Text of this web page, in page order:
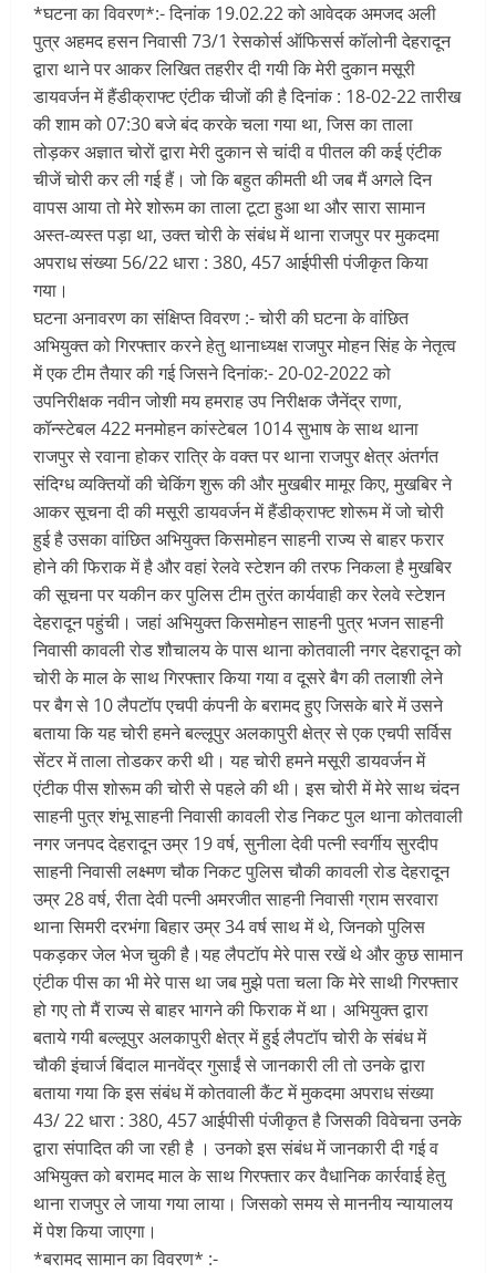
*घटना का विवरण*:- दिनांक 19.02.22 को आवेदक अमजद अली
पुत्र अहमद हसन निवासी 73/1 रेसकोर्स ऑफिसर्स कॉलोनी देहरादून
द्वारा थाने पर आकर लिखित तहरीर दी गयी कि मेरी दुकान मसूरी
डायवर्जन में हैंडीक्राफ्ट एंटीक चीजों की है दिनांक : 18-02-22 तारीख
की शाम को 07:30 बजे बंद करके चला गया था, जिस का ताला
तोड़कर अज्ञात चोरों द्वारा मेरी दुकान से चांदी व पीतल की कई एंटीक
चीजें चोरी कर ली गई हैं। जो कि बहुत कीमती थी जब मैं अगले दिन
वापस आया तो मेरे शोरूम का ताला टूटा हुआ था और सारा सामान
अस्त-व्यस्त पड़ा था, उक्त चोरी के संबंध में थाना राजपुर पर मुकदमा
अपराध संख्या 56/22 धारा : 380, 457 आईपीसी पंजीकृत किया
गया।
घटना अनावरण का संक्षिप्त विवरण :- चोरी की घटना के वांछित
अभियुक्त को गिरफ्तार करने हेतु थानाध्यक्ष राजपुर मोहन सिंह के नेतृत्व
में एक टीम तैयार की गई जिसने दिनांक:- 20-02-2022 को
उपनिरीक्षक नवीन जोशी मय हमराह उप निरीक्षक जैनेंद्र राणा,
कॉन्स्टेबल 422 मनमोहन कांस्टेबल 1014 सुभाष के साथ थाना
राजपुर से रवाना होकर रात्रि के वक्त पर थाना राजपुर क्षेत्र अंतर्गत
संदिग्ध व्यक्तियों की चेकिंग शुरू की और मुखबीर मामूर किए, मुखबिर ने
आकर सूचना दी की मसूरी डायवर्जन में हैंडीक्राफ्ट शोरूम में जो चोरी
हुई है उसका वांछित अभियुक्त किसमोहन साहनी राज्य से बाहर फरार
होने की फिराक में है और वहां रेलवे स्टेशन की तरफ निकला है मुखबिर
की सूचना पर यकीन कर पुलिस टीम तुरंत कार्यवाही कर रेलवे स्टेशन
देहरादून पहुंची। जहां अभियुक्त किसमोहन साहनी पुत्र भजन साहनी
निवासी कावली रोड शौचालय के पास थाना कोतवाली नगर देहरादून को
चोरी के माल के साथ गिरफ्तार किया गया व दूसरे बैग की तलाशी लेने
पर बैग से 10 लैपटॉप एचपी कंपनी के बरामद हुए जिसके बारे में उसने
बताया कि यह चोरी हमने बल्लूपुर अलकापुरी क्षेत्र से एक एचपी सर्विस
सेंटर में ताला तोडकर करी थी। यह चोरी हमने मसूरी डायवर्जन में
एंटीक पीस शोरूम की चोरी से पहले की थी। इस चोरी में मेरे साथ चंदन
साहनी पुत्र शंभू साहनी निवासी कावली रोड निकट पुल थाना कोतवाली
नगर जनपद देहरादून उम्र 19 वर्ष, सुनीला देवी पत्नी स्वर्गीय सुरदीप
साहनी निवासी लक्ष्मण चौक निकट पुलिस चौकी कावली रोड देहरादून
उम्र 28 वर्ष, रीता देवी पत्नी अमरजीत साहनी निवासी ग्राम सरवारा
थाना सिमरी दरभंगा बिहार उम्र 34 वर्ष साथ में थे, जिनको पुलिस
पकड़कर जेल भेज चुकी है।यह लैपटॉप मेरे पास रखें थे और कुछ सामान
एंटीक पीस का भी मेरे पास था जब मुझे पता चला कि मेरे साथी गिरफ्तार
हो गए तो मैं राज्य से बाहर भागने की फिराक में था। अभियुक्त द्वारा
बताये गयी बल्लूपुर अलकापुरी क्षेत्र में हुई लैपटॉप चोरी के संबंध में
चौकी इंचार्ज बिंदाल मानवेंद्र गुसाईं से जानकारी ली तो उनके द्वारा
बताया गया कि इस संबंध में कोतवाली कैंट में मुकदमा अपराध संख्या
43/ 22 धारा : 380, 457 आईपीसी पंजीकृत है जिसकी विवेचना उनके
द्वारा संपादित की जा रही है । उनको इस संबंध में जानकारी दी गई व
अभियुक्त को बरामद माल के साथ गिरफ्तार कर वैधानिक कार्रवाई हेतु
थाना राजपुर ले जाया गया लाया। जिसको समय से माननीय न्यायालय
में पेश किया जाएगा।
*बरामद सामान का विवरण* :-